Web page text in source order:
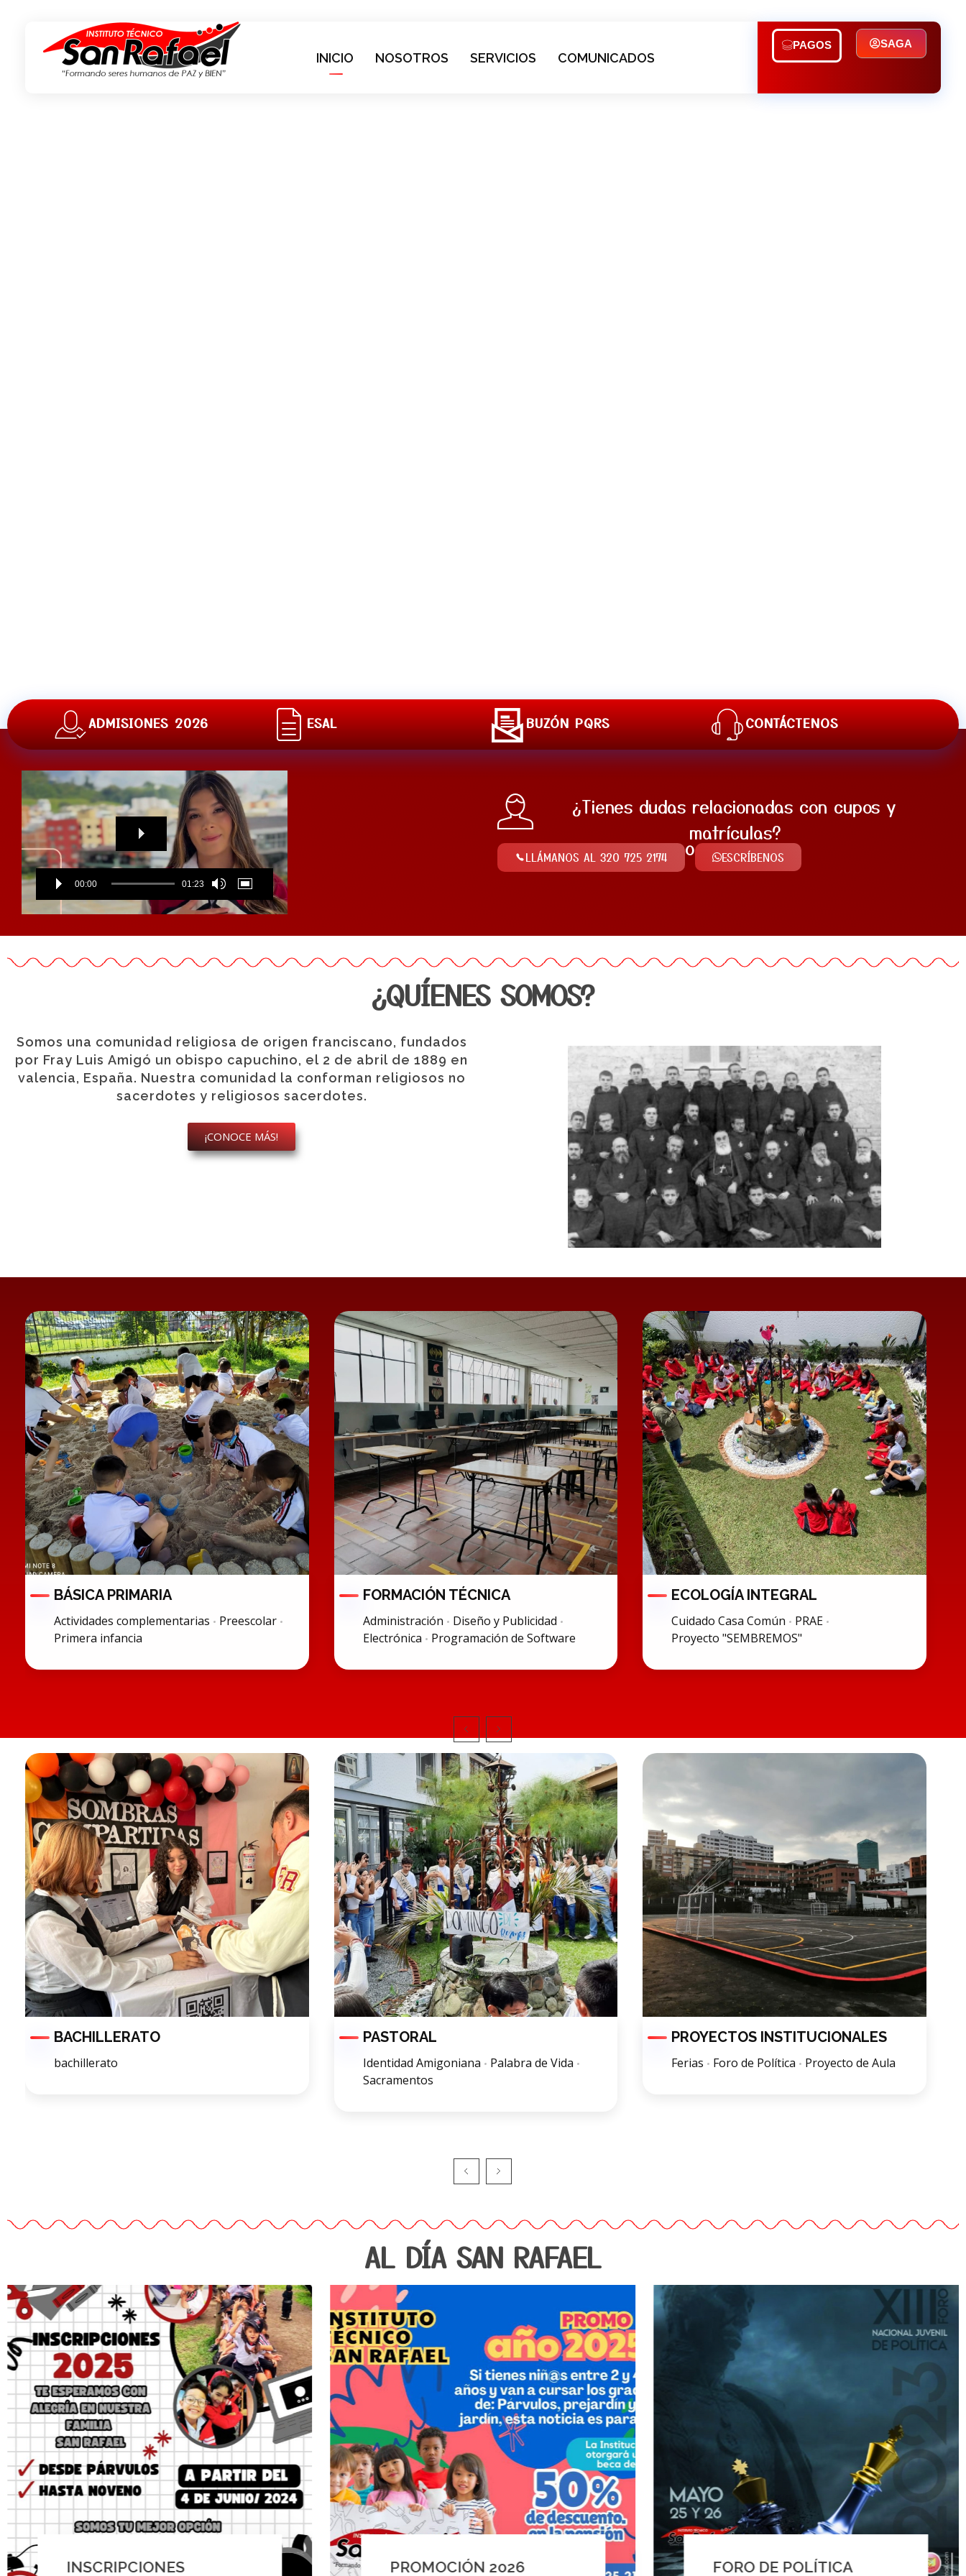
INICIO NOSOTROS SERVICIOS COMUNICADOS
PAGOS SAGA
ADMISIONES 2026 ESAL BUZÓN PQRS CONTÁCTENOS
Reproductor
de
vídeo
00:00 01:23
¿Tienes dudas relacionadas con cupos y
matrículas?
LLÁMANOS AL 320 725 2174 O ESCRÍBENOS
¿QUÍENES SOMOS?
Somos una comunidad religiosa de origen franciscano, fundados
por Fray Luis Amigó un obispo capuchino, el 2 de abril de 1889 en
valencia, España. Nuestra comunidad la conforman religiosos no
sacerdotes y religiosos sacerdotes.
¡CONOCE MÁS!
BÁSICA PRIMARIA
Actividades complementarias
Preescolar
Primera infancia
FORMACIÓN TÉCNICA
Administración
Diseño y Publicidad
Electrónica
Programación de Software
ECOLOGÍA INTEGRAL
Cuidado Casa Común
PRAE
Proyecto "SEMBREMOS"
BACHILLERATO
bachillerato
PASTORAL
Identidad Amigoniana
Palabra de Vida
Sacramentos
PROYECTOS INSTITUCIONALES
Ferias Foro de Política Proyecto de Aula
AL DÍA SAN RAFAEL
INSCRIPCIONES PROMOCIÓN 2026 FORO DE POLÍTICA